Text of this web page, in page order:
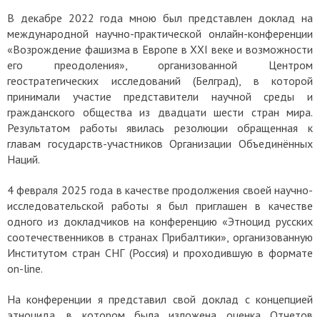
В декабре 2022 года мною был представлен доклад на
международной научно-практической онлайн-конференции
«Возрождение фашизма в Европе в XXI веке и возможности
его преодоления», организованной Центром
геостратегических исследований (Белград), в которой
принимали участие представители научной среды и
гражданского общества из двадцати шести стран мира.
Результатом работы явилась резолюции обращенная к
главам государств-участников Организации Объединённых
Наций.
4 февраля 2025 года в качестве продолжения своей научно-
исследовательской работы я был приглашен в качестве
одного из докладчиков на конференцию «Этноцид русских
соотечественников в странах Прибалтики», организованную
Институтом стран СНГ (Россия) и проходившую в формате
on-line.
На конференции я представил свой доклад с концепцией